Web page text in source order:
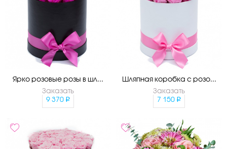
Ярко розовые розы в шл...
Заказать
9 370
Шляпная коробка с розо...
Заказать
7 150